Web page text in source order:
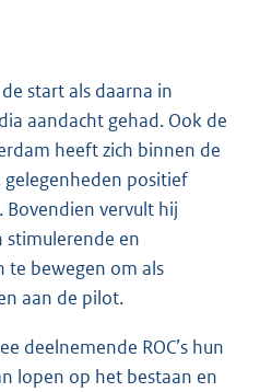
start als daarna in
aandacht gehad. Ook de
heeft zich binnen de
positief
vervult hij
stimulerende en
te bewegen om als
aan de pilot.
deelnemende ROC’s hun
lopen op het bestaan en